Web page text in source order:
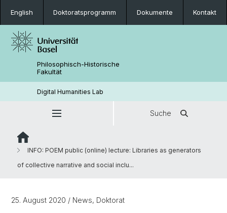
English Doktoratsprogramm Dokumente Kontakt
Philosophisch-Historische
Fakultät
Digital Humanities Lab
Suche
INFO: POEM public (online) lecture: Libraries as generators
of collective narrative and social inclu...
25. August 2020 / News, Doktorat